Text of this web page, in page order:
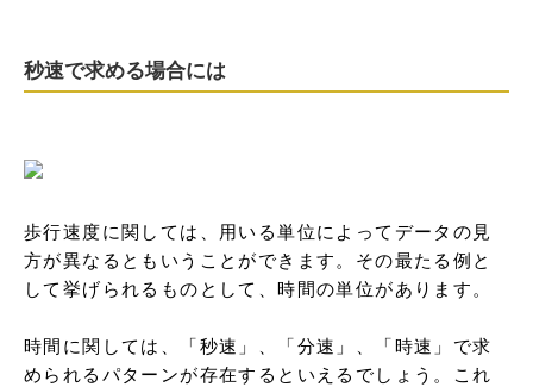
秒速で求める場合には
歩行速度に関しては、用いる単位によってデータの見
方が異なるともいうことができます。その最たる例と
して挙げられるものとして、時間の単位があります。
時間に関しては、「秒速」、「分速」、「時速」で求
められるパターンが存在するといえるでしょう。これ